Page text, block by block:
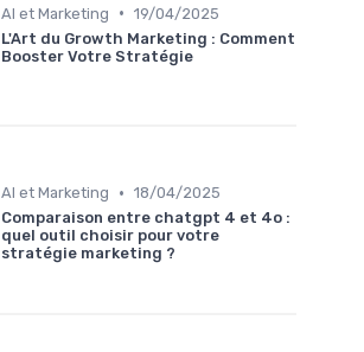
AI et Marketing • 19/04/2025
L'Art du Growth Marketing : Comment
Booster Votre Stratégie
AI et Marketing • 18/04/2025
Comparaison entre chatgpt 4 et 4o :
quel outil choisir pour votre
stratégie marketing ?